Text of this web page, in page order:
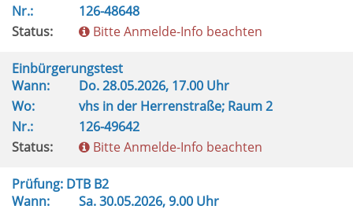
Nr.:
126-48648
Status:
Bitte Anmelde-Info beachten
Einbürgerungstest
Wann:
Do.28.05.2026, 17.00 Uhr
Wo:
vhs in der Herrenstraße; Raum 2
Nr.:
126-49642
Status:
Bitte Anmelde-Info beachten
Prüfung: DTB B2
Wann:
Sa.30.05.2026, 9.00 Uhr